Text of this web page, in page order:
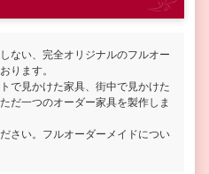
ない、完全オリジナルのフルオー
ります。
で見かけた家具、街中で見かけた
だ一つのオーダー家具を製作しま
ださい。フルオーダーメイドについ